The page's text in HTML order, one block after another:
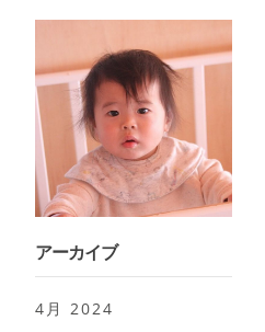
アーカイブ
4月 2024